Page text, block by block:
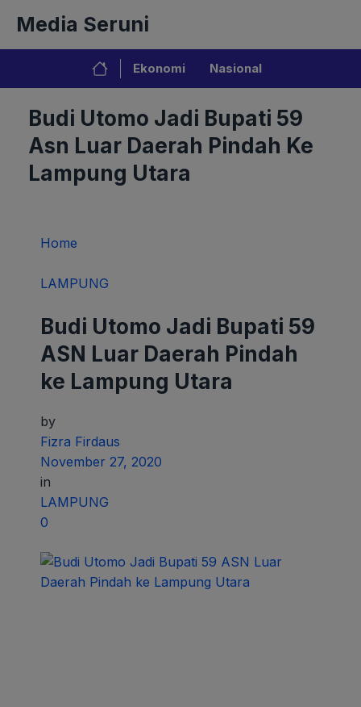
isi
Media Seruni
Ekonomi Nasional
Budi Utomo Jadi Bupati 59
Asn Luar Daerah Pindah Ke
Lampung Utara
Home
LAMPUNG
Budi Utomo Jadi Bupati 59
ASN Luar Daerah Pindah
ke Lampung Utara
by
Fizra Firdaus
November 27, 2020
in
LAMPUNG
0